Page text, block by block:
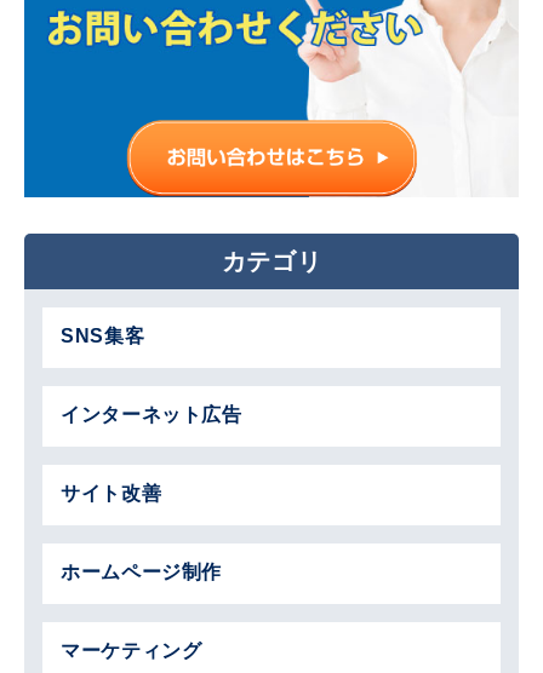
カテゴリ
SNS集客
インターネット広告
サイト改善
ホームページ制作
マーケティング